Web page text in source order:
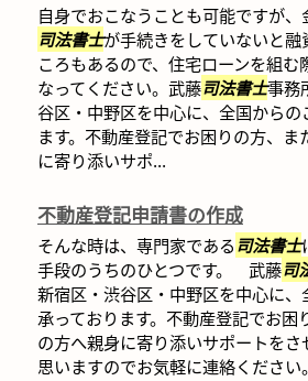
自身でおこなうことも可能ですが
司法書士が手続きをしていないと融
ころもあるので、住宅ローンを組む
なってください。武藤司法書士事務
谷区・中野区を中心に、全国からの
ます。不動産登記でお困りの方、ま
に寄り添いサポ...
不動産登記申請書の作成
そんな時は、専門家である司法書士
手段のうちのひとつです。 武藤司
新宿区・渋谷区・中野区を中心に
承っております。不動産登記でお困
の方へ親身に寄り添いサポートを
思いますのでお気軽に連絡ください。